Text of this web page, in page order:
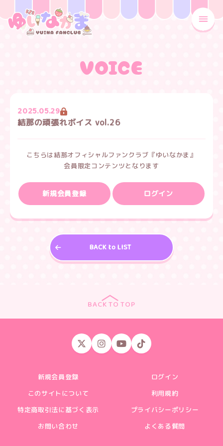
VOICE
2025.05.29
結那の頑張れボイス vol.26
こちらは結那オフィシャルファンクラブ『ゆいなかま』
会員限定コンテンツとなります
新規会員登録 ログイン
BACK to LIST
BACK TO TOP
新規会員登録
ログイン
このサイトについて
利用規約
特定商取引法に基づく表示
プライバシーポリシー
お問い合わせ
よくある質問